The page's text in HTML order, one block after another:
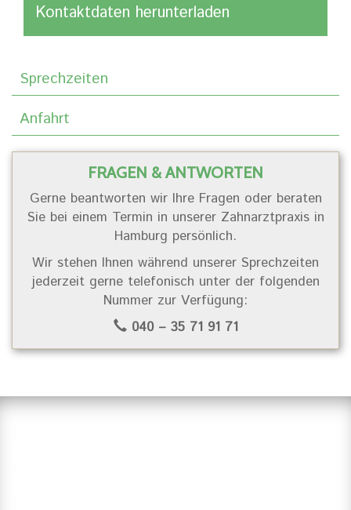
Kontaktdaten herunterladen
Sprechzeiten
Anfahrt
FRAGEN & ANTWORTEN
Gerne beantworten wir Ihre Fragen oder beraten
Sie bei einem Termin in unserer Zahnarztpraxis in
Hamburg persönlich.
Wir stehen Ihnen während unserer Sprechzeiten
jederzeit gerne telefonisch unter der folgenden
Nummer zur Verfügung:
040 – 35 71 91 71